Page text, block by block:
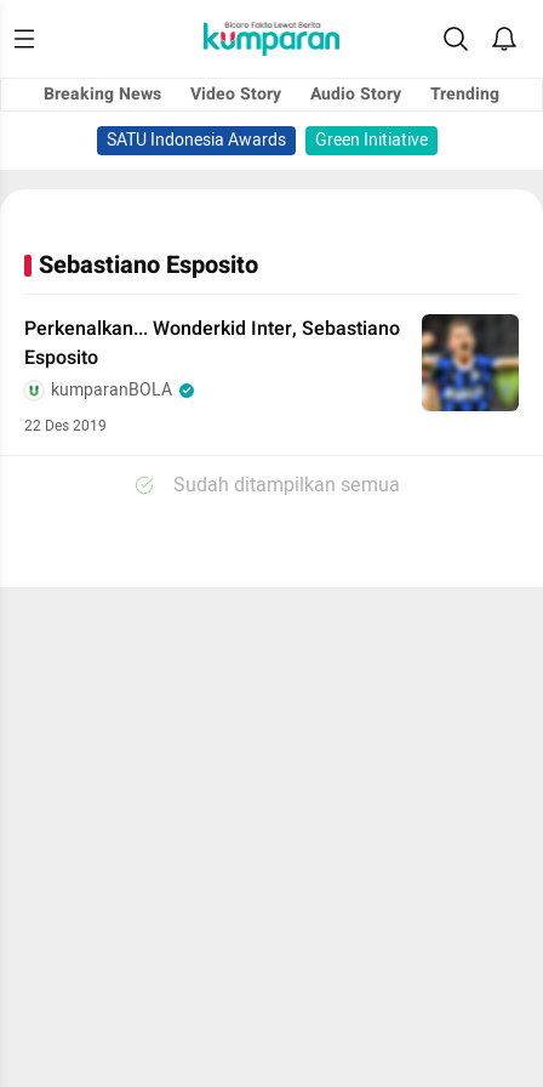
Breaking News Video Story Audio Story
Trending
SATU Indonesia Awards
Green Initiative
Sebastiano Esposito
Perkenalkan... Wonderkid Inter, Sebastiano
Esposito
kumparanBOLA
22 Des 2019
Sudah ditampilkan semua